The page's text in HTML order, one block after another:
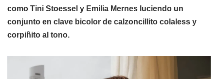
como Tini Stoessel y Emilia Mernes luciendo un
conjunto en clave bicolor de calzoncillito colaless y
corpiñito al tono.